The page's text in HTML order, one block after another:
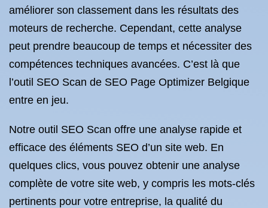
améliorer son classement dans les résultats des
moteurs de recherche. Cependant, cette analyse
peut prendre beaucoup de temps et nécessiter des
compétences techniques avancées. C’est là que
l’outil SEO Scan de SEO Page Optimizer Belgique
entre en jeu.
Notre outil SEO Scan offre une analyse rapide et
efficace des éléments SEO d’un site web. En
quelques clics, vous pouvez obtenir une analyse
complète de votre site web, y compris les mots-clés
pertinents pour votre entreprise, la qualité du